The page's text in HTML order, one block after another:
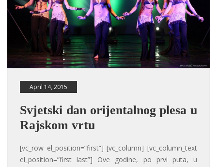
April 14, 2015
Svjetski dan orijentalnog plesa u
Rajskom vrtu
[vc_row el_position=”first”] [vc_column] [vc_column_text
el_position=”first last”] Ove godine, po prvi puta, u